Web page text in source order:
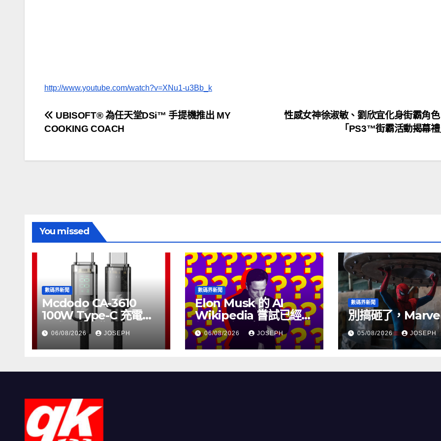
http://www.youtube.com/watch?v=XNu1-u3Bb_k
文
導
性感女神徐淑敏、劉欣宜化身街霸角
「PS3™街霸活動揭幕禮
UBISOFT® 為任天堂DSi™ 手提機推出 MY
COOKING COACH
You missed
數碼界新聞
Mcdodo CA-3610
100W Type-C 充電線
正式上市，售價
HK$115
06/08/2026 JOSEPH
數碼界新聞
Elon Musk 的 AI
Wikipedia 嘗試已經幾
個月沒有更新了
06/08/2026 JOSEPH
數碼界新聞
別搞砸了，
05/08/2026 JOSEPH